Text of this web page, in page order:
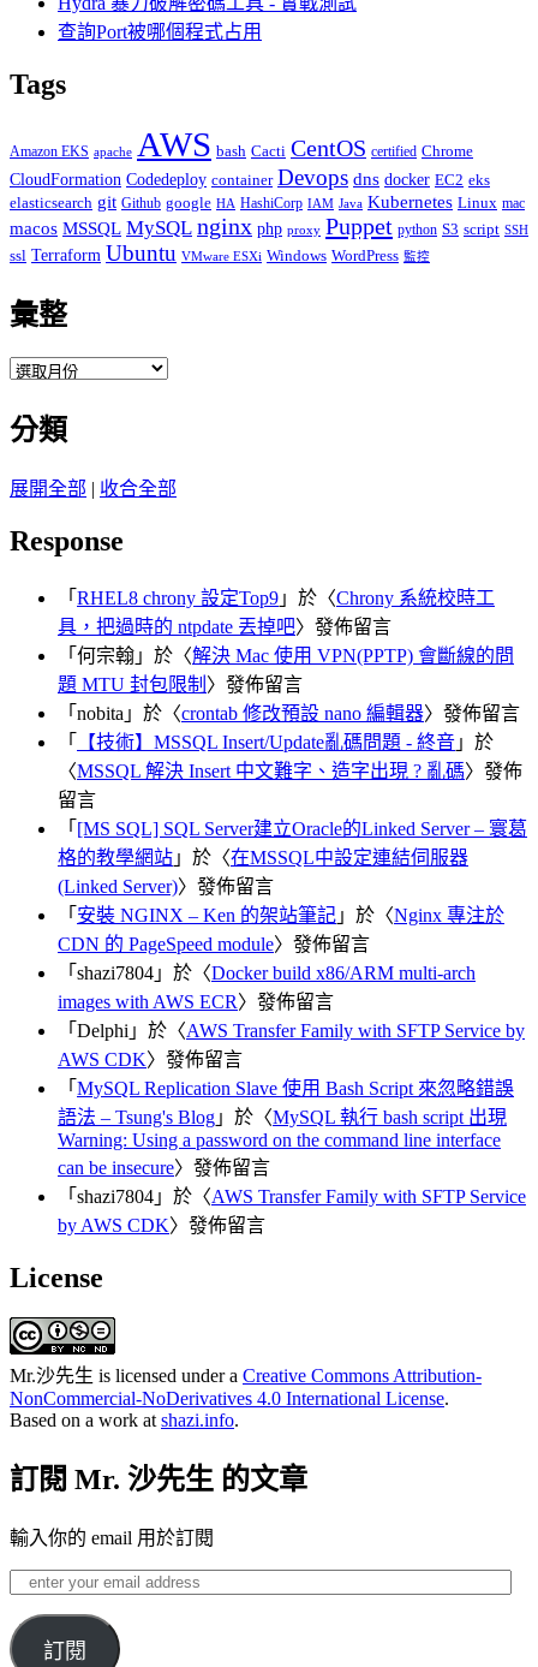
查詢Port被哪個程式占用
Tags
Amazon EKS apache AWS bash Cacti CentOS certified Chrome
CloudFormation Codedeploy container Devops dns docker EC2 eks
elasticsearch git Github google HA HashiCorp IAM Java Kubernetes Linux mac
macos MSSQL MySQL nginx php proxy Puppet python S3 script SSH
ssl Terraform Ubuntu VMware ESXi Windows WordPress 監控
彙整
彙
分類
展開全部 | 收合全部
Response
「 RHEL8 chrony 設定Top9 」於〈Chrony 系統校時工
具，把過時的 ntpdate 丟掉吧〉發佈留言
「 何宗翰 」於〈解決 Mac 使用 VPN(PPTP) 會斷線的問
題 MTU 封包限制 〉發佈留言
「 nobita 」於〈crontab 修改預設 nano 編輯器〉發佈留言
「
【技術】MSSQL Insert/Update亂碼問題 - 終音 」於
〈MSSQL 解決 Insert 中文難字、造字出現 ? 亂碼〉發佈
留言
「 [MS SQL] SQL Server建立Oracle的Linked Server – 寰葛
格的教學網站 」於〈在MSSQL中設定連結伺服器
(Linked Server)〉發佈留言
「 安裝 NGINX – Ken 的架站筆記 」於〈Nginx 專注於
CDN 的 PageSpeed module〉發佈留言
「 shazi7804 」於〈Docker build x86/ARM multi-arch
images with AWS ECR〉發佈留言
「 Delphi 」於〈AWS Transfer Family with SFTP Service by
AWS CDK〉發佈留言
「 MySQL Replication Slave 使用 Bash Script 來忽略錯誤
語法 – Tsung's Blog 」於〈MySQL 執行 bash script 出現
Warning: Using a password on the command line interface
can be insecure〉發佈留言
「 shazi7804 」於〈AWS Transfer Family with SFTP Service
by AWS CDK〉發佈留言
License
Mr.沙先生 is licensed under a Creative Commons Attribution-
NonCommercial-NoDerivatives 4.0 International License.
Based on a work atshazi.info.
訂閱 Mr. 沙先生 的文章
輸入你的 email 用於訂閱
enter
your
email
address訂閱